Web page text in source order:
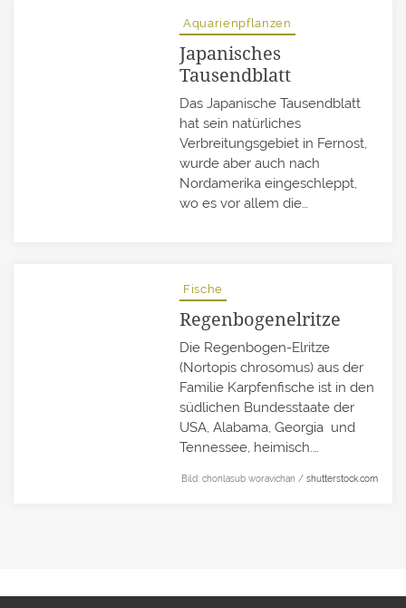
Aquarienpflanzen
Japanisches
Tausendblatt
Das Japanische Tausendblatt
hat sein natürliches
Verbreitungsgebiet in Fernost,
wurde aber auch nach
Nordamerika eingeschleppt,
wo es vor allem die…
Fische
Regenbogenelritze
Die Regenbogen-Elritze
(Nortopis chrosomus) aus der
Familie Karpfenfische ist in den
südlichen Bundesstaate der
USA, Alabama, Georgia und
Tennessee, heimisch.…
Bild: chonlasub woravichan / shutterstock.com